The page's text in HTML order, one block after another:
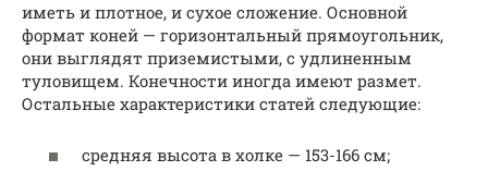
иметь и плотное, и сухое сложение. Основной
формат коней — горизонтальный прямоугольник,
они выглядят приземистыми, с удлиненным
туловищем. Конечности иногда имеют размет.
Остальные характеристики статей следующие:
средняя высота в холке — 153-166 см;